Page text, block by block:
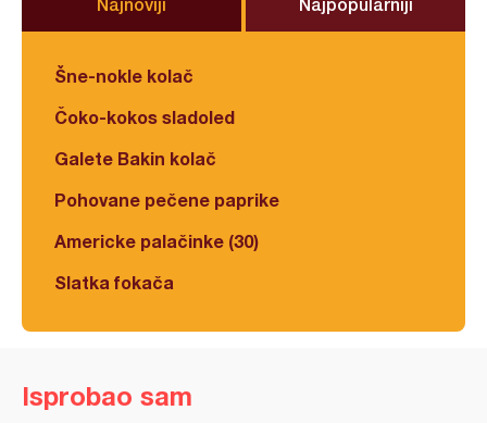
Najnoviji Najpopularniji
Šne-nokle kolač
Čoko-kokos sladoled
Galete Bakin kolač
Pohovane pečene paprike
Americke palačinke (30)
Slatka fokača
Isprobao sam